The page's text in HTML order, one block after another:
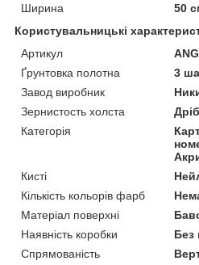
Ширина
50
Користувальницькі
Артикул
Ґрунтовка полотна
3
Завод виробник
Зернистость холста
Категорія
Кисті
Кількість кольорів фарб
Матеріал поверхні
Наявність коробки
Без
Спрямованість